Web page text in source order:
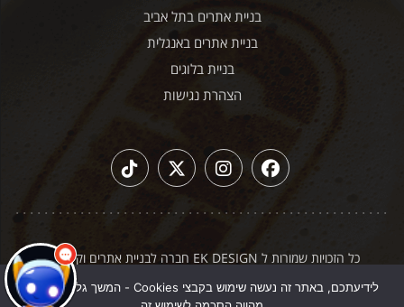
בניית אתרים בתל אביב
בניית אתרים באנגלית
בניית בלוגים
הצהרת נגישות
כל הזכויות שמורות ל EK DESIGN חברה לבניית אתרים וקידום
|
לידיעתכם, באתר זה נעשה שימוש בקבצי Cookies - המשך גלישה באתר